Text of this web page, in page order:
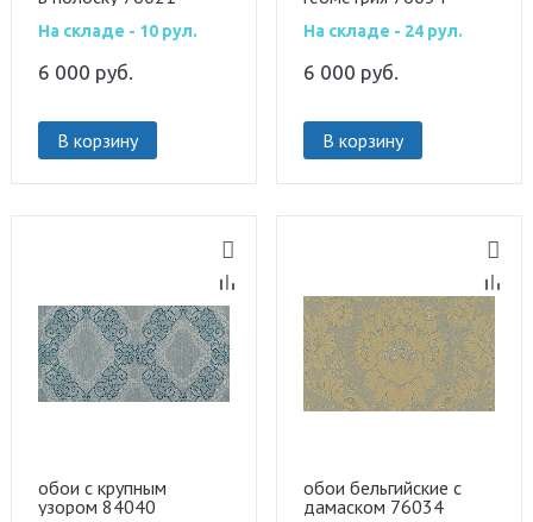
На складе - 10 рул.
6 000 руб.
В корзину
На складе - 24 рул.
6 000 руб.
В корзину
обои с крупным
узором 84040
обои бельгийские с
дамаском 76034